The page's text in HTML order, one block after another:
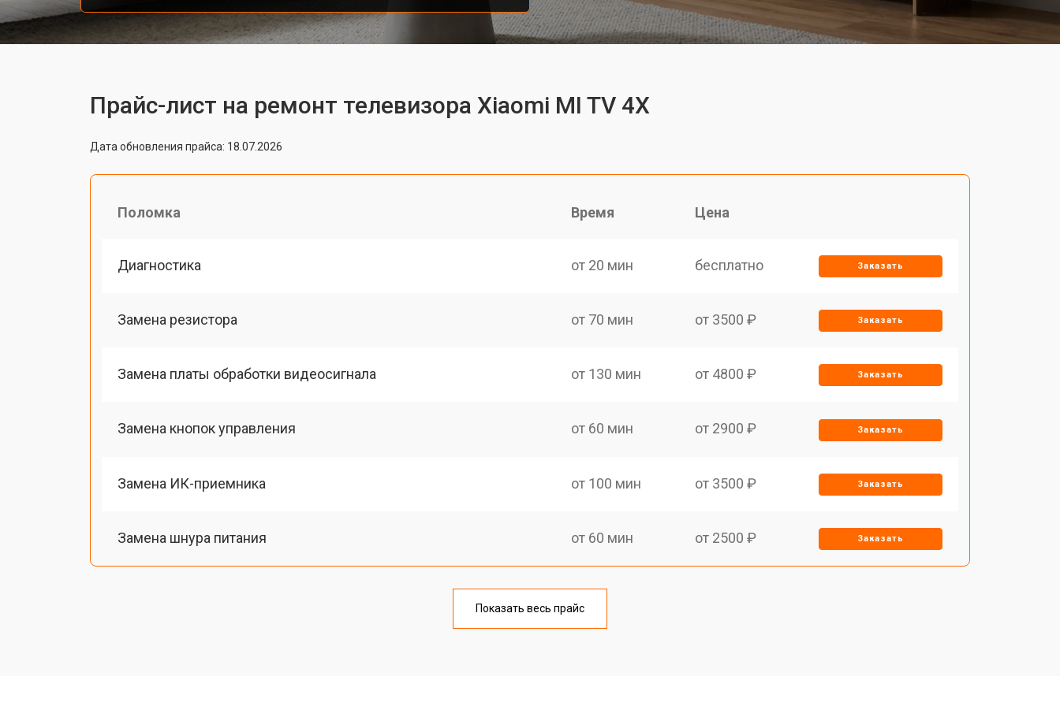
Прайс-лист на ремонт телевизора Xiaomi MI TV 4X
Дата обновления прайса: 18.07.2026
Поломка Время Цена
Диагностика от 20 мин бесплатно Заказать
Замена резистора от 70 мин от 3500 ₽ Заказать
Замена платы обработки видеосигнала от 130 мин от 4800 ₽ Заказать
Замена кнопок управления от 60 мин от 2900 ₽ Заказать
Замена ИК-приемника от 100 мин от 3500 ₽ Заказать
Замена шнура питания от 60 мин от 2500 ₽ Заказать
от 90 мин
Показать весь прайс